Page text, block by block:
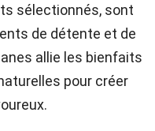
sélectionnés, sont
de détente et de
allie les bienfaits
pour créer